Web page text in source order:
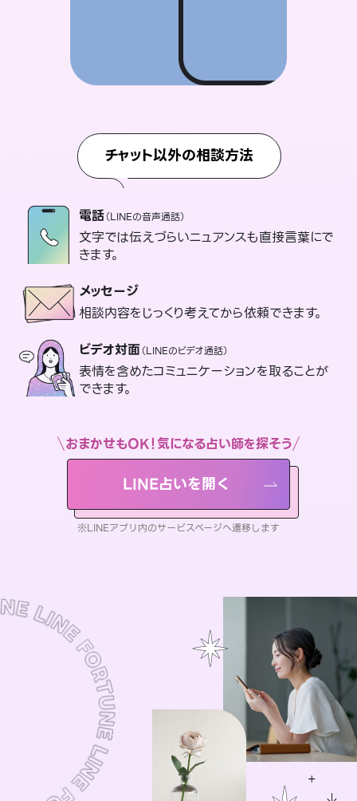
チャット以外の相談方法
電話（LINEの音声通話）
文字では伝えづらいニュアンスも直接言葉にで
きます。
メッセージ
相談内容をじっくり考えてから依頼できます。
ビデオ対面（LINEのビデオ通話）
表情を含めたコミュニケーションを取ることが
できます。
おまかせもOK！気になる占い師を探そう
LINE占いを開く
※LINEアプリ内のサービスページへ遷移します